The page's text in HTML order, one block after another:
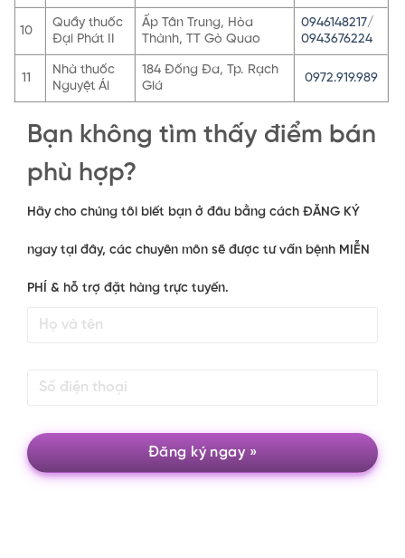
10
Quầy thuốc
Đại Phát II
Ấp Tân Trung, Hòa
Thành, TT Gò Quao
0946148217/
0943676224
11
Nhà thuốc
Nguyệt Ái
184 Đống Đa, Tp. Rạch
Giá
0972.919.989
Bạn không tìm thấy điểm bán
phù hợp?
Hãy cho chúng tôi biết bạn ở đâu bằng cách ĐĂNG KÝ
ngay tại đây, các chuyên môn sẽ được tư vấn bệnh MIỄN
PHÍ & hỗ trợ đặt hàng trực tuyến.